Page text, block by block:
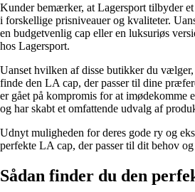
Kunder bemærker, at Lagersport tilbyder
i forskellige prisniveauer og kvaliteter.
en budgetvenlig cap eller en luksuriøs
hos Lagersport.
Uanset hvilken af disse butikker du
finde den LA cap, der passer til dine
er gået på kompromis for at imødekomme
og har skabt et omfattende udvalg af
Udnyt muligheden for deres gode ry og
perfekte LA cap, der passer til dit behov
Sådan finder du den